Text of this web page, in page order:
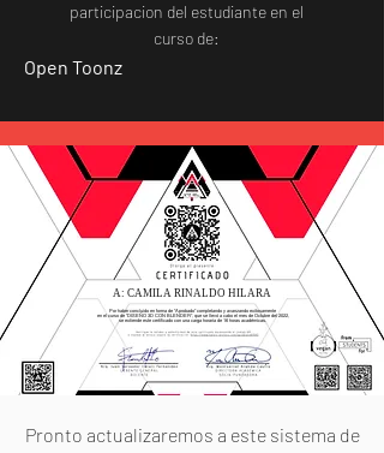
participacion del estudiante en el
curso de:
Open Toonz
A: CAMILA RINALDO HILARA
Por haber concluido en forma de "Aprobado" completando y avanzando exitosamente
en el curso de "DISEÑO 3D CON BLENDER", que se llevó a cabo el mes de Octubre del 2022,
se extiende este certificado con una carga horaria de 16 horas académicas.
Pronto actualizaremos a este sistema de